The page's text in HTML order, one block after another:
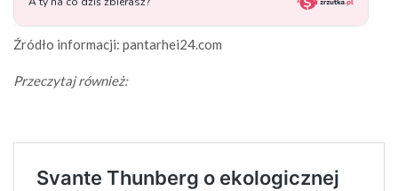
Źródło informacji: pantarhei24.com
Przeczytaj również: